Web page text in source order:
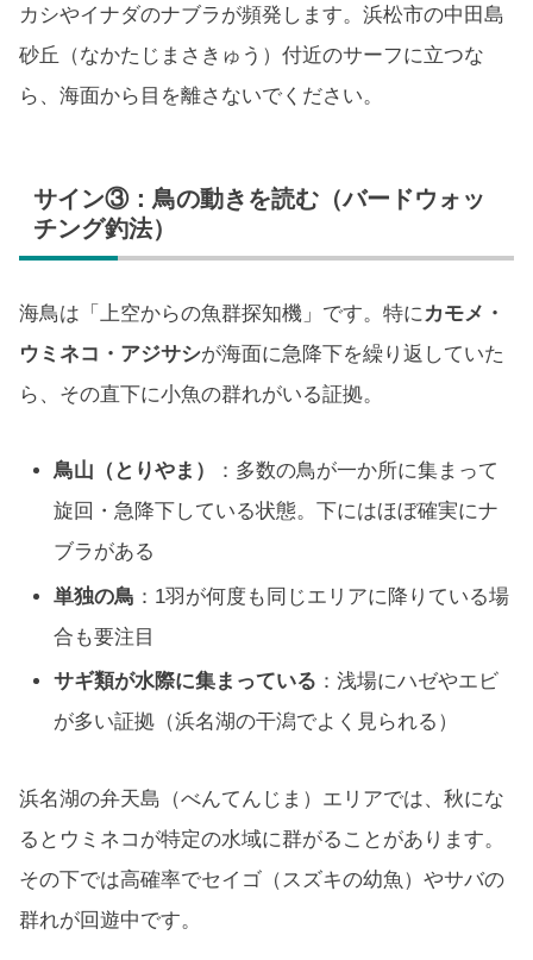
カシやイナダのナブラが頻発します。浜松市の中田島
砂丘（なかたじまさきゅう）付近のサーフに立つな
ら、海面から目を離さないでください。
サイン③：鳥の動きを読む（バードウォッ
チング釣法）
海鳥は「上空からの魚群探知機」です。特に カモメ・
ウミネコ・アジサシが海面に急降下を繰り返していた
ら、その直下に小魚の群れがいる証拠。
鳥山（とりやま）
：多数の鳥が一か所に集まって
旋回・急降下している状態。下にはほぼ確実にナ
ブラがある
単独の鳥 ：1羽が何度も同じエリアに降りている場
合も要注目
サギ類が水際に集まっている ：浅場にハゼやエビ
が多い証拠（浜名湖の干潟でよく見られる）
浜名湖の弁天島（べんてんじま）エリアでは、秋にな
るとウミネコが特定の水域に群がることがあります。
その下では高確率でセイゴ（スズキの幼魚）やサバの
群れが回遊中です。